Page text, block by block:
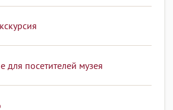
для посетителей музея